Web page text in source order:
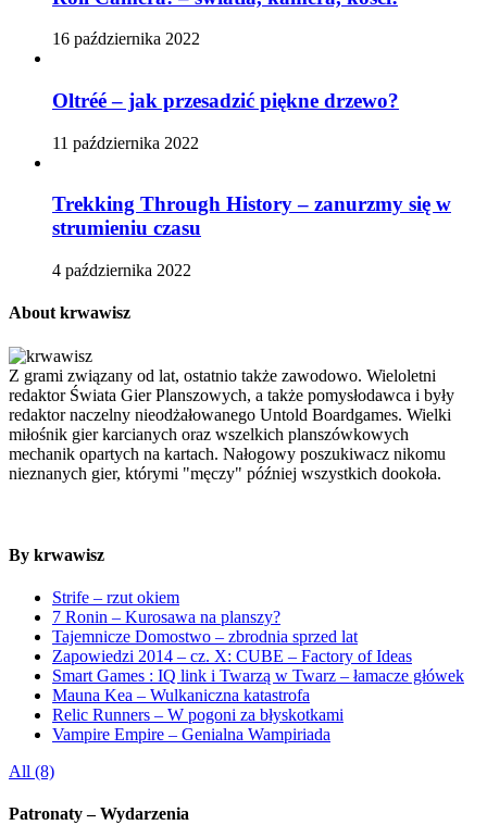
16 października 2022
Oltréé – jak przesadzić piękne drzewo?
11 października 2022
Trekking Through History – zanurzmy się w
strumieniu czasu
4 października 2022
About krwawisz
Z grami związany od lat, ostatnio także zawodowo. Wieloletni
redaktor Świata Gier Planszowych, a także pomysłodawca i były
redaktor naczelny nieodżałowanego Untold Boardgames. Wielki
miłośnik gier karcianych oraz wszelkich planszówkowych
mechanik opartych na kartach. Nałogowy poszukiwacz nikomu
nieznanych gier, którymi "męczy" później wszystkich dookoła.
By krwawisz
Strife – rzut okiem
7 Ronin – Kurosawa na planszy?
Tajemnicze Domostwo – zbrodnia sprzed lat
Zapowiedzi 2014 – cz. X: CUBE – Factory of Ideas
Smart Games : IQ link i Twarzą w Twarz – łamacze główek
Mauna Kea – Wulkaniczna katastrofa
Relic Runners – W pogoni za błyskotkami
Vampire Empire – Genialna Wampiriada
All (8)
Patronaty – Wydarzenia